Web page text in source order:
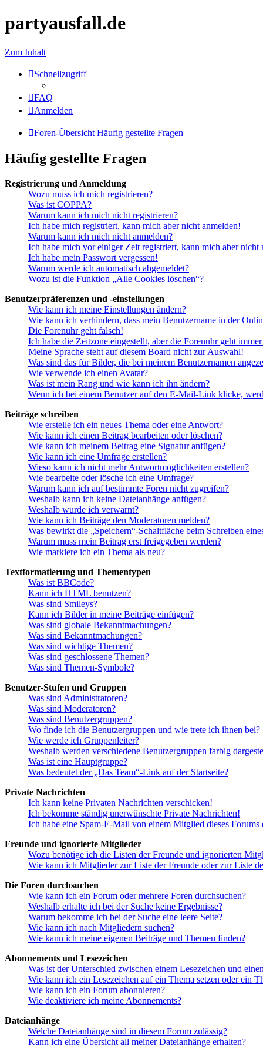
partyausfall.de
Zum Inhalt
Schnellzugriff
FAQ
Anmelden
Foren-Übersicht Häufig gestellte Fragen
Häufig gestellte Fragen
Registrierung und Anmeldung
Wozu muss ich mich registrieren?
Was ist COPPA?
Warum kann ich mich nicht registrieren?
Ich habe mich registriert, kann mich aber nicht anmelden!
Warum kann ich mich nicht anmelden?
Ich habe mich vor einiger Zeit registriert, kann mich aber nicht
Ich habe mein Passwort vergessen!
Warum werde ich automatisch abgemeldet?
Wozu ist die Funktion „Alle Cookies löschen“?
Benutzerpräferenzen und -einstellungen
Wie kann ich meine Einstellungen ändern?
Wie kann ich verhindern, dass mein Benutzername in der
Die Forenuhr geht falsch!
Ich habe die Zeitzone eingestellt, aber die Forenuhr geht
Meine Sprache steht auf diesem Board nicht zur Auswahl!
Was sind das für Bilder, die bei meinem Benutzernamen
Wie verwende ich einen Avatar?
Was ist mein Rang und wie kann ich ihn ändern?
Wenn ich bei einem Benutzer auf den E-Mail-Link klicke,
Beiträge schreiben
Wie erstelle ich ein neues Thema oder eine Antwort?
Wie kann ich einen Beitrag bearbeiten oder löschen?
Wie kann ich meinem Beitrag eine Signatur anfügen?
Wie kann ich eine Umfrage erstellen?
Wieso kann ich nicht mehr Antwortmöglichkeiten erstellen?
Wie bearbeite oder lösche ich eine Umfrage?
Warum kann ich auf bestimmte Foren nicht zugreifen?
Weshalb kann ich keine Dateianhänge anfügen?
Weshalb wurde ich verwarnt?
Wie kann ich Beiträge den Moderatoren melden?
Was bewirkt die „Speichern“-Schaltfläche beim Schreiben
Warum muss mein Beitrag erst freigegeben werden?
Wie markiere ich ein Thema als neu?
Textformatierung und Thementypen
Was ist BBCode?
Kann ich HTML benutzen?
Was sind Smileys?
Kann ich Bilder in meine Beiträge einfügen?
Was sind globale Bekanntmachungen?
Was sind Bekanntmachungen?
Was sind wichtige Themen?
Was sind geschlossene Themen?
Was sind Themen-Symbole?
Benutzer-Stufen und Gruppen
Was sind Administratoren?
Was sind Moderatoren?
Was sind Benutzergruppen?
Wo finde ich die Benutzergruppen und wie trete ich ihnen bei?
Wie werde ich Gruppenleiter?
Weshalb werden verschiedene Benutzergruppen farbig
Was ist eine Hauptgruppe?
Was bedeutet der „Das Team“-Link auf der Startseite?
Private Nachrichten
Ich kann keine Privaten Nachrichten verschicken!
Ich bekomme ständig unerwünschte Private Nachrichten!
Ich habe eine Spam-E-Mail von einem Mitglied dieses Forums
Freunde und ignorierte Mitglieder
Wozu benötige ich die Listen der Freunde und ignorierten
Wie kann ich Mitglieder zur Liste der Freunde oder zur Liste
Die Foren durchsuchen
Wie kann ich ein Forum oder mehrere Foren durchsuchen?
Weshalb erhalte ich bei der Suche keine Ergebnisse?
Warum bekomme ich bei der Suche eine leere Seite?
Wie kann ich nach Mitgliedern suchen?
Wie kann ich meine eigenen Beiträge und Themen finden?
Abonnements und Lesezeichen
Was ist der Unterschied zwischen einem Lesezeichen und
Wie kann ich ein Lesezeichen auf ein Thema setzen oder ein
Wie kann ich ein Forum abonnieren?
Wie deaktiviere ich meine Abonnements?
Dateianhänge
Welche Dateianhänge sind in diesem Forum zulässig?
Kann ich eine Übersicht all meiner Dateianhänge erhalten?